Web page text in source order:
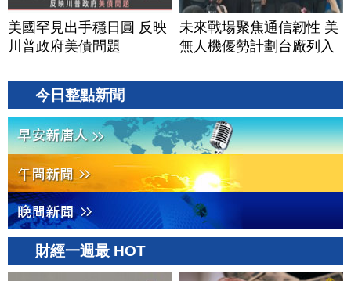
美國罕見出手穩日圓 反映
川普政府美債問題
未來戰場聚焦通信韌性 美
無人機優勢計劃台廠列入
今日整點新聞
財經一週最 HOT